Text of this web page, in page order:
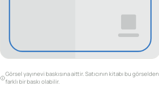
Görsel yayınevi baskısına aittir. Satıcının kitabı bu görselden
farklı bir baskı olabilir.